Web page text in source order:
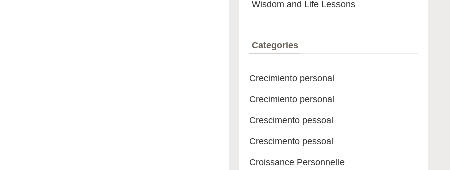
Wisdom and Life Lessons
Categories
Crecimiento personal
Crecimiento personal
Crescimento pessoal
Crescimento pessoal
Croissance Personnelle